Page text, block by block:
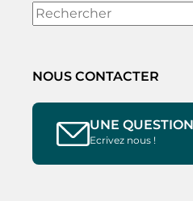
Rechercher
NOUS CONTACTER
UNE
Ecrivez nous !